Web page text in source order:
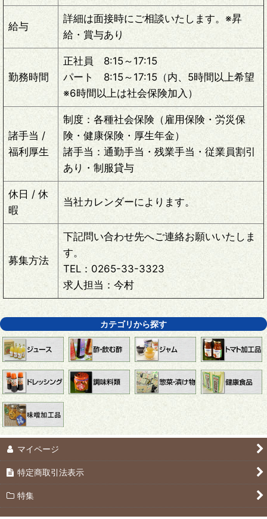
給与
詳細は面接時にご相談いたします。※昇
給・賞与あり
勤務時間
正社員 8:15～17:15
パート 8:15～17:15（内、5時間以上希望
※6時間以上は社会保険加入）
諸手当 /
福利厚生
制度：各種社会保険（雇用保険・労災保
険・健康保険・厚生年金）
諸手当：通勤手当・残業手当・従業員割引
あり・制服貸与
休日 / 休
暇
当社カレンダーによります。
募集方法
下記問い合わせ先へご連絡お願いいたしま
す。
TEL：0265-33-3323
求人担当：今村
カテゴリから探す
マイページ
特定商取引法表示
特集